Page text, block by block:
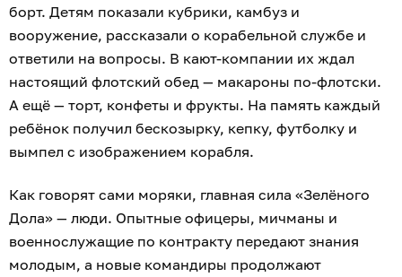
борт. Детям показали кубрики, камбуз и
вооружение, рассказали о корабельной службе и
ответили на вопросы. В кают-компании их ждал
настоящий флотский обед — макароны по-флотски.
А ещё — торт, конфеты и фрукты. На память каждый
ребёнок получил бескозырку, кепку, футболку и
вымпел с изображением корабля.
Как говорят сами моряки, главная сила «Зелёного
Дола» — люди. Опытные офицеры, мичманы и
военнослужащие по контракту передают знания
молодым, а новые командиры продолжают